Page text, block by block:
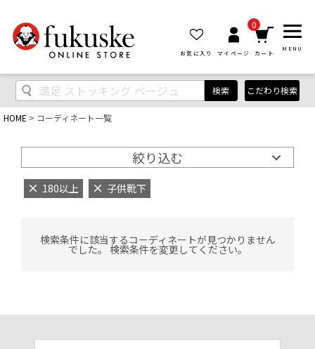
お気に入り マイページ
0
カート
MENU
検索 こだわり検索
HOME コーディネート一覧
絞り込む
180以上 子供靴下
検索条件に該当するコーディネートが見つかりません
でした。 検索条件を変更してください。